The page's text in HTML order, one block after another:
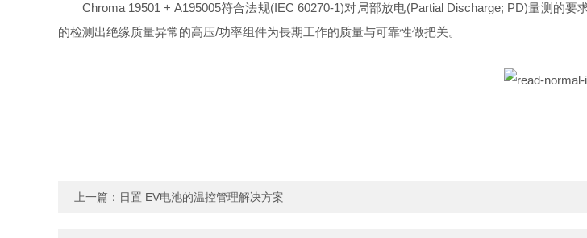
Chroma 19501 + A195005符合法规(IEC 60270-1)对局部放电(Partial Discharge; PD)量测的
的检测出绝缘质量异常的⾼压/功率组件为⻑期⼯作的质量与可靠性做把关。
上一篇： 日置 EV电池的温控管理解决方案